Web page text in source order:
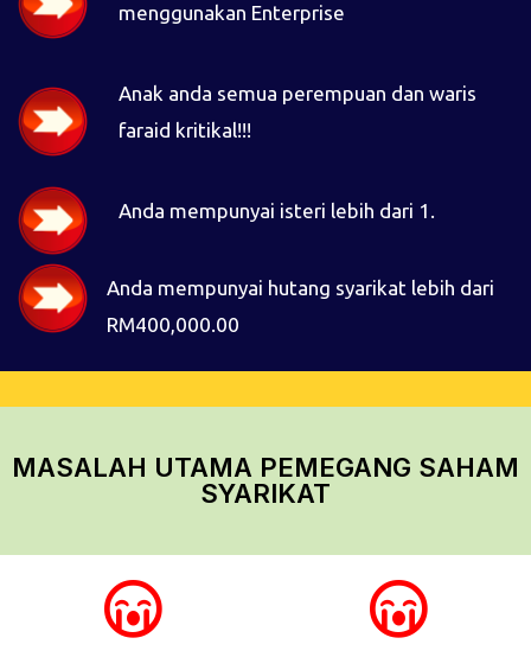
menggunakan Enterprise
Anak anda semua perempuan dan waris
faraid kritikal!!!
Anda mempunyai isteri lebih dari 1.
Anda mempunyai hutang syarikat lebih dari
RM400,000.00
MASALAH UTAMA PEMEGANG SAHAM
SYARIKAT